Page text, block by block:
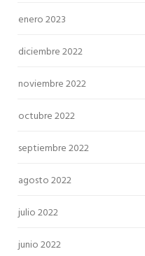
enero 2023
diciembre 2022
noviembre 2022
octubre 2022
septiembre 2022
agosto 2022
julio 2022
junio 2022